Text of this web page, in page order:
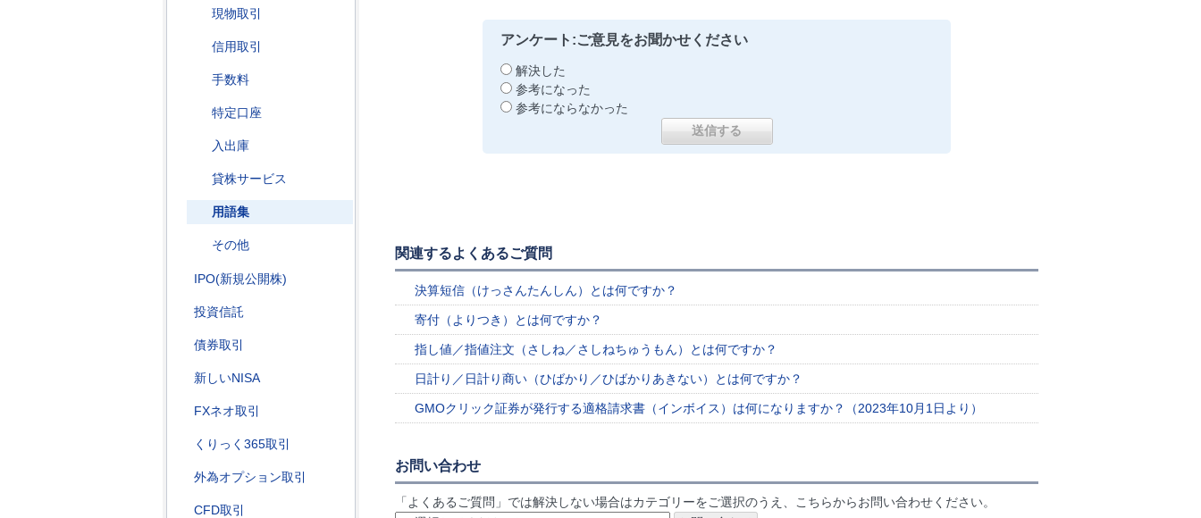
現物取引
信用取引
手数料
特定口座
入出庫
貸株サービス
用語集
その他
IPO(新規公開株)
投資信託
債券取引
新しいNISA
FXネオ取引
くりっく365取引
外為オプション取引
CFD取引
アンケート:ご意見をお聞かせください
解決した
参考になった
参考にならなかった
関連するよくあるご質問
決算短信（けっさんたんしん）とは何ですか？
寄付（よりつき）とは何ですか？
指し値／指値注文（さしね／さしねちゅうもん）とは何ですか？
日計り／日計り商い（ひばかり／ひばかりあきない）とは何ですか？
GMOクリック証券が発行する適格請求書（インボイス）は何になりますか？（2023年10月1日より）
お問い合わせ
「よくあるご質問」では解決しない場合はカテゴリーをご選択のうえ、こちらからお問い合わせください。